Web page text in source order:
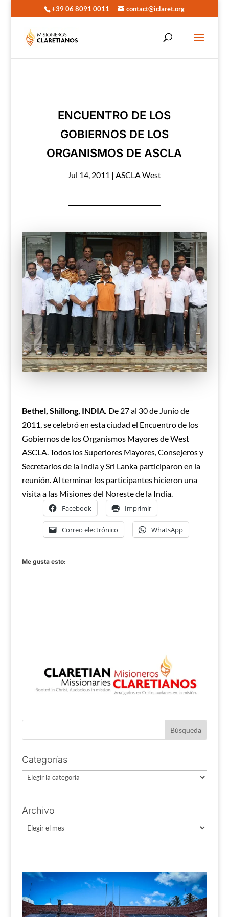
+39 06 8091 0011 contact@iclaret.org
ENCUENTRO DE LOS
GOBIERNOS DE LOS
ORGANISMOS DE ASCLA
Jul 14, 2011 |ASCLA West
Bethel, Shillong, INDIA. De 27 al 30 de Junio de
2011, se celebró en esta ciudad el Encuentro de los
Gobiernos de los Organismos Mayores de West
ASCLA. Todos los Superiores Mayores, Consejeros y
Secretarios de la India y Sri Lanka participaron en la
reunión. Al terminar los participantes hicieron una
visita a las Misiones del Noreste de la India.
Facebook Imprimir
Correo electrónico WhatsApp
Me gusta esto:
Categorías
Categorías
Archivo
Archivo